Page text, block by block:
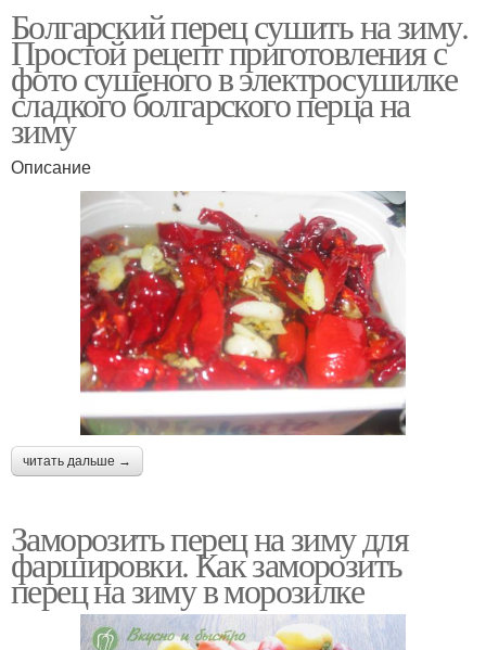
Болгарский перец сушить на зиму.
Простой рецепт приготовления с
фото сушеного в электросушилке
сладкого болгарского перца на
зиму
Описание
читать дальше →
Заморозить перец на зиму для
фаршировки. Как заморозить
перец на зиму в морозилке